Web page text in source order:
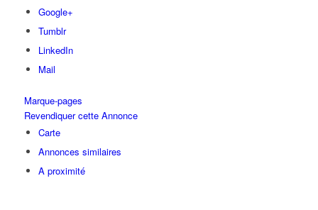
Google+
Tumblr
LinkedIn
Mail
Marque-pages
Revendiquer cette Annonce
Carte
Annonces similaires
A proximité